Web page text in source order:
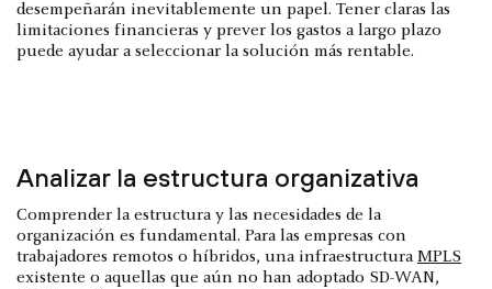
desempeñarán inevitablemente un papel. Tener claras las
limitaciones financieras y prever los gastos a largo plazo
puede ayudar a seleccionar la solución más rentable.
Analizar la estructura organizativa
Comprender la estructura y las necesidades de la
organización es fundamental. Para las empresas con
trabajadores remotos o híbridos, una infraestructura MPLS
existente o aquellas que aún no han adoptado SD-WAN,